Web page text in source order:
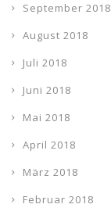
September 2018
August 2018
Juli 2018
Juni 2018
Mai 2018
April 2018
März 2018
Februar 2018